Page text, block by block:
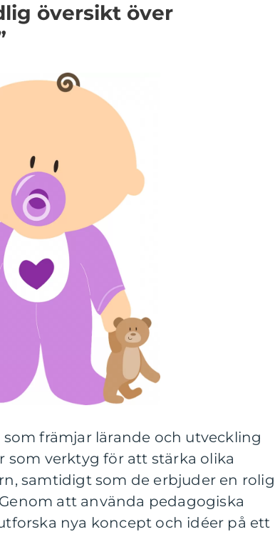
översikt över
främjar lärande och utveckling
som verktyg för att stärka olika
samtidigt som de erbjuder en rolig
att använda pedagogiska
nya koncept och idéer på ett